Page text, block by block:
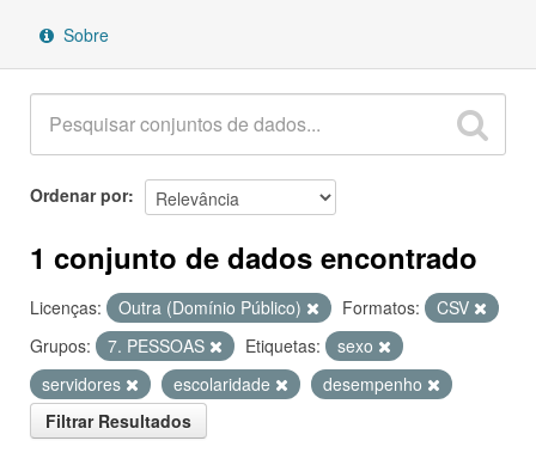
Sobre
Ordenar por
1 conjunto de dados encontrado
Licenças: Outra (Domínio Público) Formatos:
CSV
Grupos:
7. PESSOAS Etiquetas:
sexo
servidores
escolaridade
desempenho
Filtrar Resultados